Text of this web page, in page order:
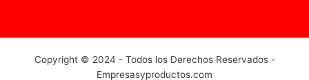
e
b
e
st
Copyright © 2024 - Todos los Derechos Reservados -
Empresasyproductos.com